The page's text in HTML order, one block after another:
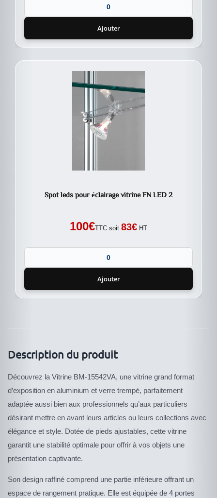
Ajouter
Spot leds pour éclairage vitrine FN LED 2
100€TTC soit 83€ HT
Ajouter
Description du produit
Découvrez la Vitrine BM-15542VA, une vitrine grand format
d’exposition en aluminium et verre trempé, parfaitement
adaptée aussi bien aux professionnels qu’aux particuliers
désirant mettre en avant leurs articles ou leurs collections avec
élégance et style. Dotée de pieds ajustables, cette vitrine
garantit une stabilité optimale pour offrir à vos objets une
présentation captivante.
Son design raffiné comprend une partie inférieure offrant un
espace de rangement pratique. Elle est équipée de 4 portes